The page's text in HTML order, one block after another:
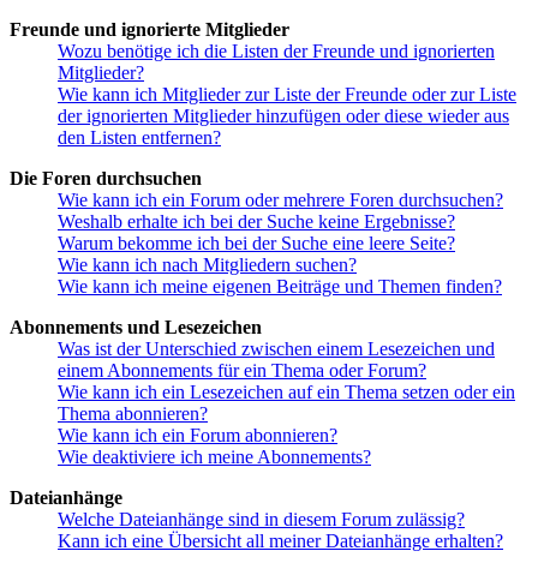
Freunde und ignorierte Mitglieder
Wozu benötige ich die Listen der Freunde und ignorierten
Mitglieder?
Wie kann ich Mitglieder zur Liste der Freunde oder zur Liste
der ignorierten Mitglieder hinzufügen oder diese wieder aus
den Listen entfernen?
Die Foren durchsuchen
Wie kann ich ein Forum oder mehrere Foren durchsuchen?
Weshalb erhalte ich bei der Suche keine Ergebnisse?
Warum bekomme ich bei der Suche eine leere Seite?
Wie kann ich nach Mitgliedern suchen?
Wie kann ich meine eigenen Beiträge und Themen finden?
Abonnements und Lesezeichen
Was ist der Unterschied zwischen einem Lesezeichen und
einem Abonnements für ein Thema oder Forum?
Wie kann ich ein Lesezeichen auf ein Thema setzen oder ein
Thema abonnieren?
Wie kann ich ein Forum abonnieren?
Wie deaktiviere ich meine Abonnements?
Dateianhänge
Welche Dateianhänge sind in diesem Forum zulässig?
Kann ich eine Übersicht all meiner Dateianhänge erhalten?